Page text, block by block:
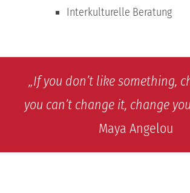
Interkulturelle Beratung
„If you don’t like something,
you can’t change it, change
Maya Angelou